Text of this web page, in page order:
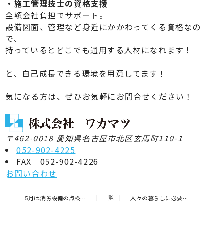
・施工管理技士の資格支援
全額会社負担でサポート。
設備図面、管理など身近にかかわってくる資格なの
で、
持っているとどこでも通用する人材になれます！
と、自己成長できる環境を用意してます！
気になる方は、ぜひお気軽にお問合せください！
〒462-0018 愛知県名古屋市北区玄馬町110-1
052-902-4225
FAX 052-902-4226
お問い合わせ
5月は消防設備の点検・見直しに適した季節です 一覧 人々の暮らしに必要不可欠な「水」と「空気」を支える